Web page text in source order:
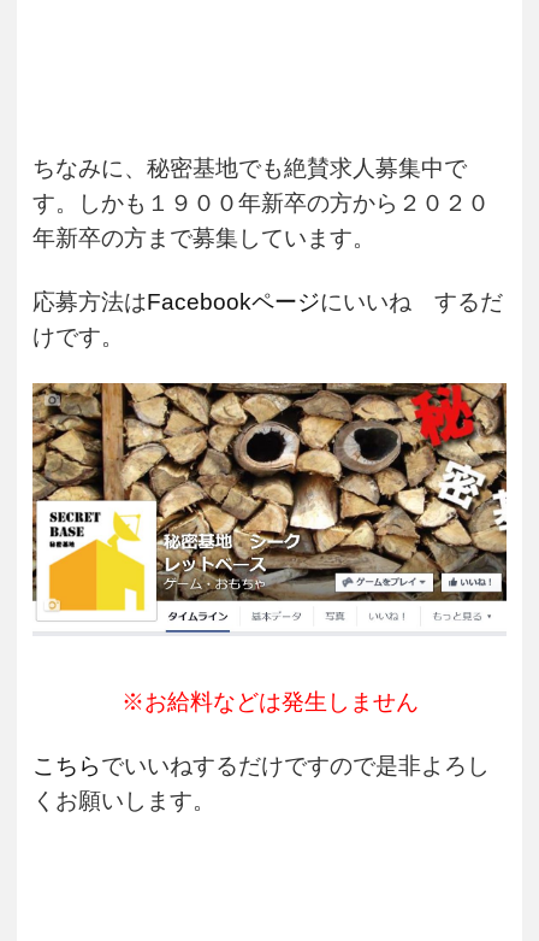
ちなみに、秘密基地でも絶賛求人募集中で
す。しかも１９００年新卒の方から２０２０
年新卒の方まで募集しています。
応募方法はFacebookページにいいね するだ
けです。
※お給料などは発生しません
こちらでいいねするだけですので是非よろし
くお願いします。